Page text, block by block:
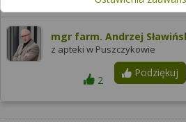
mgr farm. Andrzej
z apteki w Puszczykowie
Podziękuj
2
celach. Jeżeli chcesz dowiedzieć się
przeprowadzić konfigurację
dokonać za pomocą „Ustawień
Więcej informacji na temat
zewnętrznych w naszym serwisie